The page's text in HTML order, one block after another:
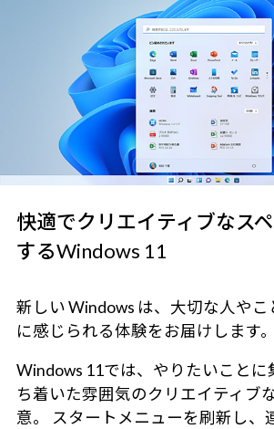
快適でクリエイティブなス
するWindows 11
新しい Windows は、大切な人や
に感じられる体験をお届けします。
Windows 11では、やりたいことに
ち着いた雰囲気のクリエイティブ
意。 スタートメニューを刷新し、